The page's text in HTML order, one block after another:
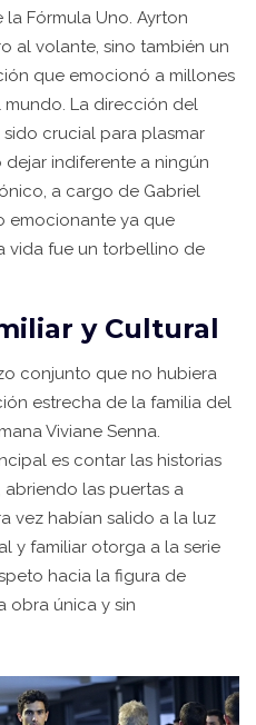
Fórmula Uno. Ayrton
al volante, sino también un
que emocionó a millones
La dirección del
crucial para plasmar
indiferente a ningún
a cargo de Gabriel
emocionante ya que
vida fue un torbellino de
y Cultural
conjunto que no hubiera
estrecha de la familia del
Viviane Senna.
es contar las historias
las puertas a
vez habían salido a la luz
y familiar otorga a la serie
hacia la figura de
obra única y sin